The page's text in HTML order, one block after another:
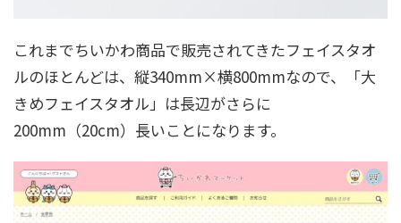
これまでちいかわ商品で販売されてきたフェイスタオ
ルのほとんどは、縦340mm×横800mmなので、「大
きめフェイスタオル」は長辺がさらに
200mm（20cm）長いことになります。